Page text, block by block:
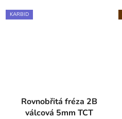
KARBID
Rovnobřitá fréza 2B
válcová 5mm TCT